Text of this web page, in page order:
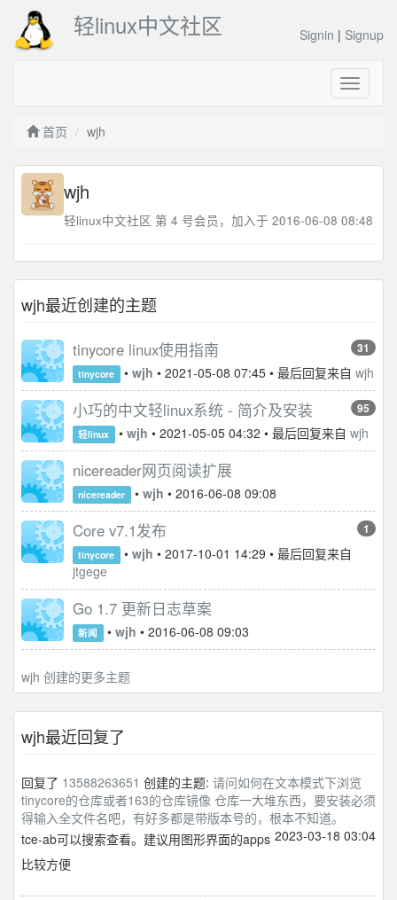
轻linux中文社区 Signin | Signup
Toggle
首页
wjh
wjh
轻linux中文社区 第 4 号会员，加入于 2016-06-08 08:48
wjh最近创建的主题
31
tinycore linux使用指南
tinycore • wjh • 2021-05-08 07:45 • 最后回复来自 wjh
95
小巧的中文轻linux系统 - 简介及安装
轻linux • wjh • 2021-05-05 04:32 • 最后回复来自 wjh
nicereader网页阅读扩展
nicereader • wjh • 2016-06-08 09:08
1
Core v7.1发布
tinycore • wjh • 2017-10-01 14:29 • 最后回复来自
jtgege
Go 1.7 更新日志草案
新闻 • wjh • 2016-06-08 09:03
wjh 创建的更多主题
wjh最近回复了
回复了 13588263651 创建的主题: 请问如何在文本模式下浏览
tinycore的仓库或者163的仓库镜像 仓库一大堆东西，要安装必须
得输入全文件名吧，有好多都是带版本号的，根本不知道。
2023-03-18 03:04
tce-ab可以搜索查看。建议用图形界面的apps
比较方便